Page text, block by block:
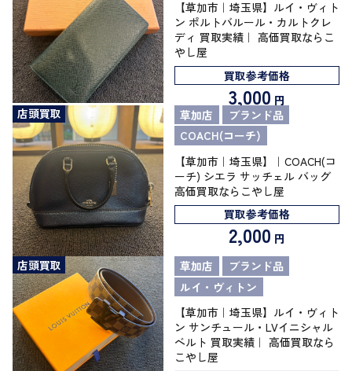
【草加市｜埼玉県】ルイ・ヴィト
ン ポルトバルール・カルトクレ
ディ 買取実績｜ 高価買取ならこ
やし屋
買取参考価格
3,000 円
店頭買取
草加店
ブランド品
COACH(コーチ)
【草加市｜埼玉県】｜COACH(コ
ーチ) シエラ サッチェル バッグ
高価買取ならこやし屋
買取参考価格
2,000 円
店頭買取
草加店
ブランド品
ルイ・ヴィトン
【草加市｜埼玉県】ルイ・ヴィト
ン サンチュール・LVイニシャル
ベルト 買取実績｜ 高価買取なら
こやし屋